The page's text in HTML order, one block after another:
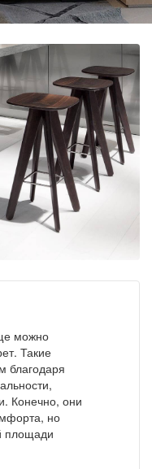
можно
Такие
благодаря
Конечно, они
но
площади